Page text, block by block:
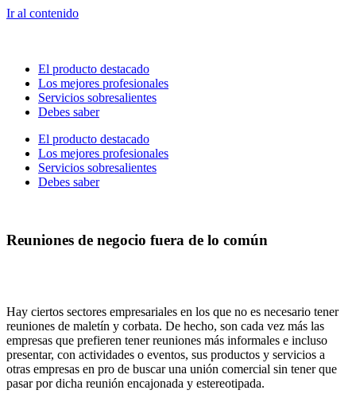
Ir al contenido
El producto destacado
Los mejores profesionales
Servicios sobresalientes
Debes saber
El producto destacado
Los mejores profesionales
Servicios sobresalientes
Debes saber
Reuniones de negocio fuera de lo común
Hay ciertos sectores empresariales en los que no es necesario tener
reuniones de maletín y corbata. De hecho, son cada vez más las
empresas que prefieren tener reuniones más informales e incluso
presentar, con actividades o eventos, sus productos y servicios a
otras empresas en pro de buscar una unión comercial sin tener que
pasar por dicha reunión encajonada y estereotipada.